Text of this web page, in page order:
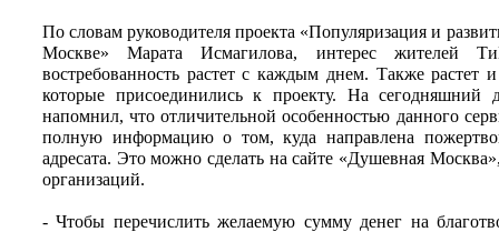
По словам руководителя проекта «Популяризация и
Москве» Марата Исмагилова, интерес жителей
востребованность растет с каждым днем. Также растет
которые присоединились к проекту. На
напомнил, что отличительной особенностью данного
полную информацию о том, куда направлена
адресата. Это можно сделать на сайте «Душевная
организаций.
- Чтобы перечислить желаемую сумму денег на